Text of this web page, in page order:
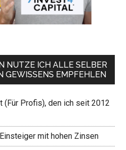
NUTZE ICH ALLE SELBER
GEWISSENS EMPFEHLEN
(Für Profis), den ich seit 2012
mit hohen Zinsen